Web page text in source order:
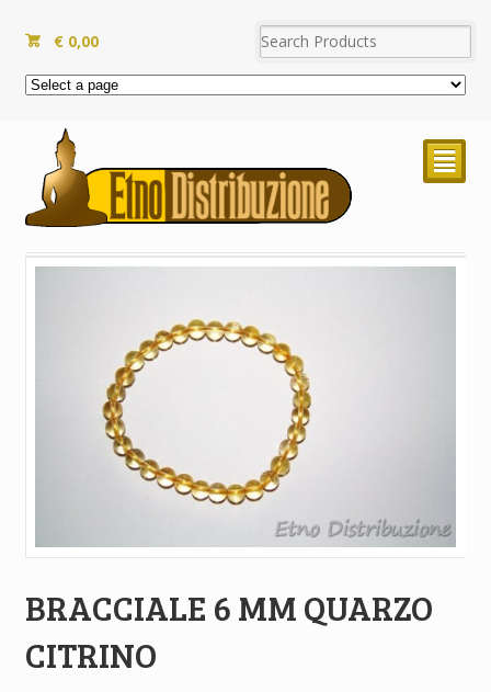
€ 0,00
²
BRACCIALE 6 MM QUARZO
CITRINO